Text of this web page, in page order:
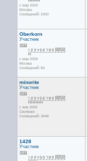
с мар 2003
Москва
Сообщений: 2000
Oberkorn
Участник
с мар 2009
Москва
Сообщений: 80
minorite
Участник
с янв 2009
Сколково
Сообщений: 3448
1428
Участник